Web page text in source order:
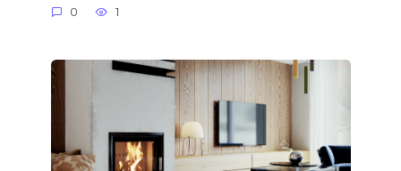
0 1